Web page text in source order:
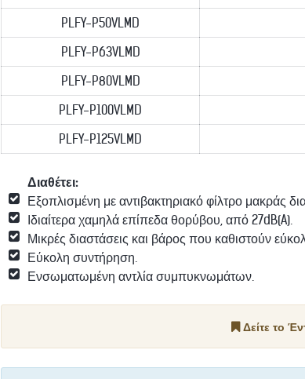
PLFY-P50VLMD
PLFY-P63VLMD
PLFY-P80VLMD
PLFY-P100VLMD
PLFY-P125VLMD
Διαθέτει:
Εξοπλισμένη με αντιβακτηριακό φίλτρο μακράς
Ιδιαίτερα χαμηλά επίπεδα θορύβου, από 27dB(A).
Μικρές διαστάσεις και βάρος που καθιστούν
Εύκολη συντήρηση.
Ενσωματωμένη αντλία συμπυκνωμάτων.
Δείτε το